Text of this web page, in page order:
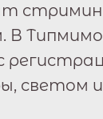
В Типми
светом